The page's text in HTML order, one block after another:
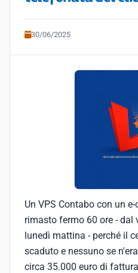
30/06/2025
Un VPS Contabo con un
rimasto fermo 60 ore - dal
lunedì mattina - perché il
scaduto e nessuno se
circa 35.000 euro di